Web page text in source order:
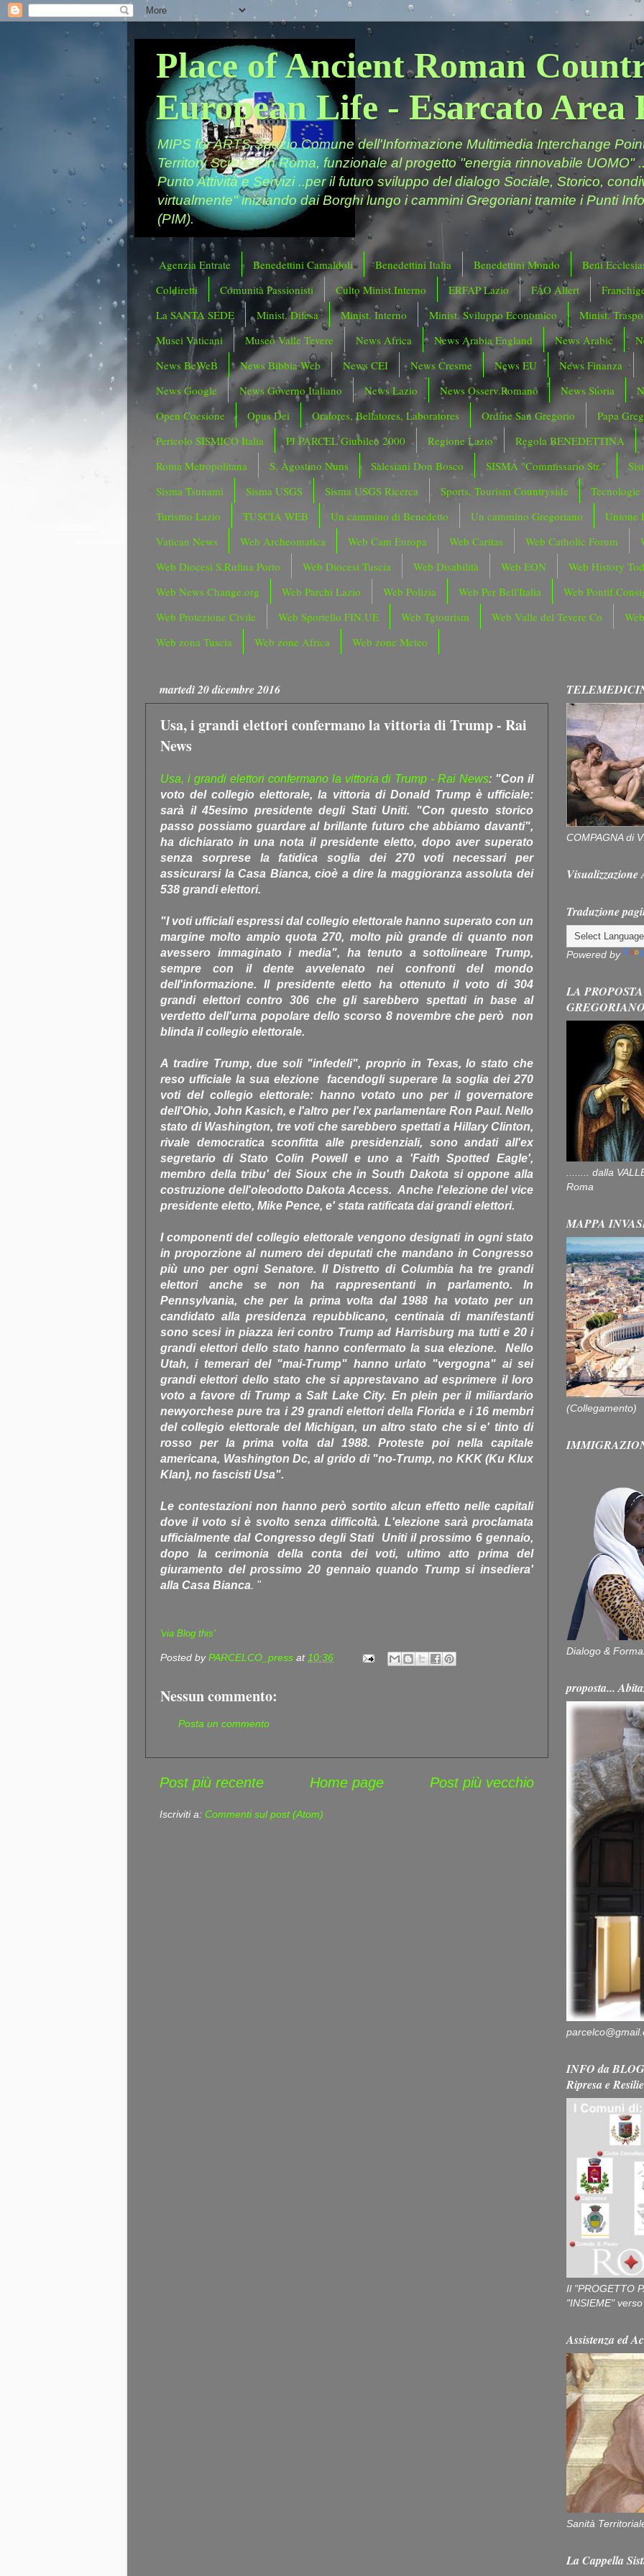
Place of Ancient Roman
European Life - Esarcato Area
MIPS for ARTS Spazio Comune dell'Informazione Multimedia Interchange
Territory Science in Roma, funzionale al progetto "energia rinnovabile UOMO"
Punto Attività e Servizi ..per il futuro sviluppo del dialogo Sociale, Storico,
virtualmente" iniziando dai Borghi lungo i cammini Gregoriani tramite i Punti
(PIM).
Agenzia Entrate Benedettini Camaldoli Benedettini Italia Benedettini Mondo
Beni
Coldiretti
Comunità Passionisti Culto Minist.Interno ERFAP Lazio FAO Allert
La SANTA SEDE
Minist. Difesa Minist. Interno Minist. Sviluppo Economico
Minist.
Musei Vaticani
Museo Valle Tevere News Africa News Arabia England News Arabic
News BeWeB
News Bibbia Web News CEI News Cresme News EU
News Finanza
News Google
News Governo Italiano News Lazio News Osserv.Romano News Storia
Open Coesione
Opus Dei Oratores, Bellatores, Laboratores Ordine San Gregorio
Papa
Pericolo SISMICO Italia
PJ PARCEL Giubileo 2000 Regione Lazio
Regola BENEDETTINA
Roma Metropolitana
S. Agostino Nuns Salesiani Don Bosco SISMA "Commissario Str."
Sisma Tsunami
Sisma USGS Sisma USGS Ricerca Sports, Tourism Countryside
Tecnologie
Turismo Lazio
TUSCIA WEB Un cammino di Benedetto Un cammino Gregoriano
Unione
Vatican News
Web Archeomatica Web Cam Europa Web Caritas Web Catholic Forum
Web Diocesi S.Rufina Porto
Web Diocesi Tuscia Web Disabilità Web EON
Web History
Web News Change.org
Web Parchi Lazio Web Polizia Web Per Bell'Italia
Web
Web Protezione Civile
Web Sportello FIN.UE Web Tgtourism Web Valle del Tevere Co
Web zona Tuscia
Web zone Africa Web zone Meteo
martedì 20 dicembre 2016
Usa, i grandi elettori confermano la vittoria di Trump - Rai
News
Usa, i grandi elettori confermano la vittoria di Trump - Rai News: "Con il
voto del collegio elettorale, la vittoria di Donald Trump è ufficiale:
sarà il 45esimo presidente degli Stati Uniti. "Con questo storico
passo possiamo guardare al brillante futuro che abbiamo davanti",
ha dichiarato in una nota il presidente eletto, dopo aver superato
senza sorprese la fatidica soglia dei 270 voti necessari per
assicurarsi la Casa Bianca, cioè a dire la maggioranza assoluta dei
538 grandi elettori.
"I voti ufficiali espressi dal collegio elettorale hanno superato con un
margine molto ampio quota 270, molto più grande di quanto non
avessero immaginato i media", ha tenuto a sottolineare Trump,
sempre con il dente avvelenato nei confronti del mondo
dell'informazione. Il presidente eletto ha ottenuto il voto di 304
grandi elettori contro 306 che gli sarebbero spettati in base al
verdetto dell'urna popolare dello scorso 8 novembre che però non
blinda il collegio elettorale.
A tradire Trump, due soli "infedeli", proprio in Texas, lo stato che
reso ufficiale la sua elezione facendogli superare la soglia dei 270
voti del collegio elettorale: hanno votato uno per il governatore
dell'Ohio, John Kasich, e l'altro per l'ex parlamentare Ron Paul. Nello
stato di Washington, tre voti che sarebbero spettati a Hillary Clinton,
rivale democratica sconfitta alle presidenziali, sono andati all'ex
segretario di Stato Colin Powell e uno a 'Faith Spotted Eagle',
membro della tribu' dei Sioux che in South Dakota si oppone alla
costruzione dell'oleodotto Dakota Access. Anche l'elezione del vice
presidente eletto, Mike Pence, e' stata ratificata dai grandi elettori.
I componenti del collegio elettorale vengono designati in ogni stato
in proporzione al numero dei deputati che mandano in Congresso
più uno per ogni Senatore. Il Distretto di Columbia ha tre grandi
elettori anche se non ha rappresentanti in parlamento. In
Pennsylvania, che per la prima volta dal 1988 ha votato per un
candidato alla presidenza repubblicano, centinaia di manifestanti
sono scesi in piazza ieri contro Trump ad Harrisburg ma tutti e 20 i
grandi elettori dello stato hanno confermato la sua elezione. Nello
Utah, i temerari del "mai-Trump" hanno urlato "vergogna" ai sei
grandi elettori dello stato che si apprestavano ad esprimere il loro
voto a favore di Trump a Salt Lake City. En plein per il miliardario
newyorchese pure tra i 29 grandi elettori della Florida e i 16 membri
del collegio elettorale del Michigan, un altro stato che si e' tinto di
rosso per la prima volta dal 1988. Proteste poi nella capitale
americana, Washington Dc, al grido di "no-Trump, no KKK (Ku Klux
Klan), no fascisti Usa".
Le contestazioni non hanno però sortito alcun effetto nelle capitali
dove il voto si è svolto senza difficoltà. L'elezione sarà proclamata
ufficialmente dal Congresso degli Stati Uniti il prossimo 6 gennaio,
dopo la cerimonia della conta dei voti, ultimo atto prima del
giuramento del prossimo 20 gennaio quando Trump si insediera'
alla Casa Bianca. "
'via Blog this'
Posted byPARCELCO_press at10:36
Nessun commento:
Posta un commento
Post più recente Post più vecchio
Home page
Iscriviti a: Commenti sul post (Atom)
COMPAGNA di
Traduzione
Powered by
LA
........ dalla
Roma
MAPPA
(Collegamento)
Dialogo &
proposta...
INFO da
Ripresa e
Il "PROGETTO
"INSIEME"
Assistenza ed
Sanità
La Cappella